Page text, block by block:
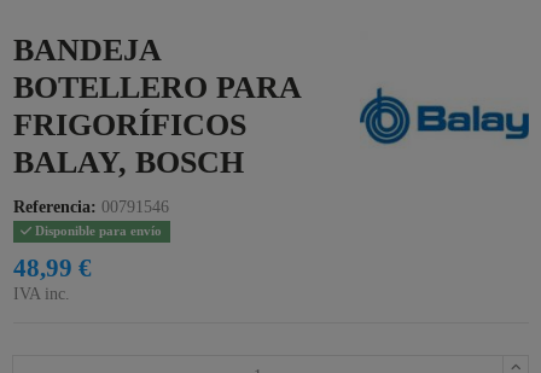
BANDEJA
BOTELLERO PARA
FRIGORÍFICOS
BALAY, BOSCH
Referencia: 00791546
Disponible para envío
48,99 €
IVA inc.